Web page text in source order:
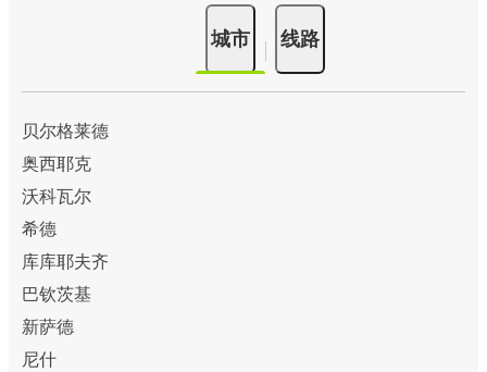
城市 线路
贝尔格莱德
奥西耶克
沃科瓦尔
希德
库库耶夫齐
巴钦茨基
新萨德
尼什